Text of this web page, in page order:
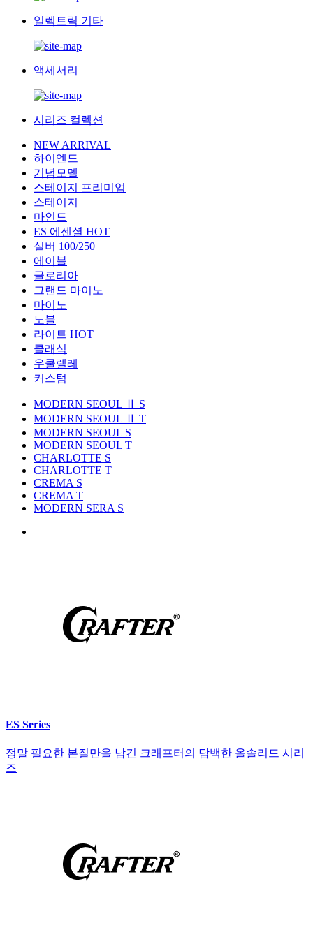
일렉트릭 기타
액세서리
시리즈 컬렉션
NEW ARRIVAL
하이엔드
기념모델
스테이지 프리미엄
스테이지
마인드
ES 에센셜 HOT
실버 100/250
에이블
글로리아
그랜드 마이노
마이노
노블
라이트 HOT
클래식
우쿨렐레
커스텀
MODERN SEOUL Ⅱ S
MODERN SEOUL Ⅱ T
MODERN SEOUL S
MODERN SEOUL T
CHARLOTTE S
CHARLOTTE T
CREMA S
CREMA T
MODERN SERA S
ES Series
정말 필요한 본질만을 남긴 크래프터의 담백한 올솔리드 시리
즈